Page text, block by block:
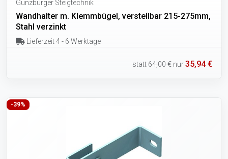
Günzburger Steigtechnik
Wandhalter m. Klemmbügel, verstellbar 215-275mm,
Stahl verzinkt
Lieferzeit 4 - 6 Werktage
statt64,00 € nur35,94 €
-39%